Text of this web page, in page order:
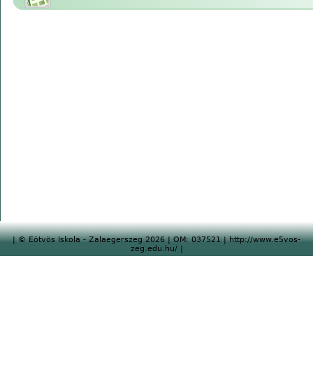
| © Eötvös Iskola - Zalaegerszeg 2026 | OM: 037521 | http://www.e5vos-
zeg.edu.hu/ |